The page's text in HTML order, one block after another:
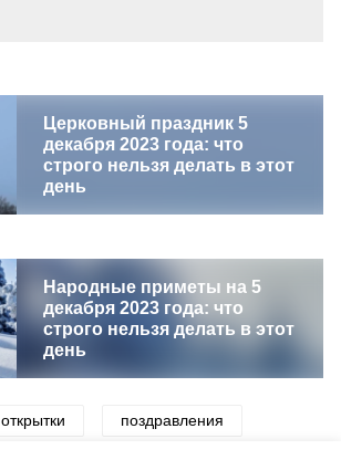
Церковный праздник 5
декабря 2023 года: что
строго нельзя делать в этот
день
Народные приметы на 5
декабря 2023 года: что
строго нельзя делать в этот
день
открытки поздравления